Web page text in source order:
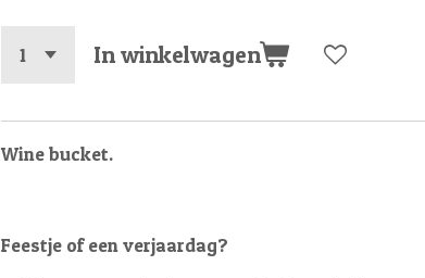
In winkelwagen
Wine bucket.
Feestje of een verjaardag?